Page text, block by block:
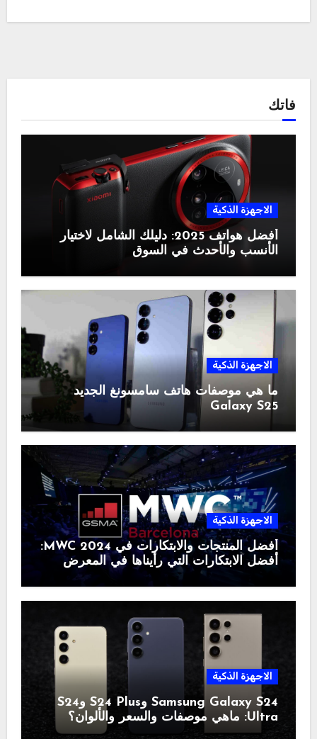
فاتك
الاجهزة الذكية
أفضل هواتف 2025: دليلك الشامل لاختيار
الأنسب والأحدث في السوق
الاجهزة الذكية
ما هي موصفات هاتف سامسونغ الجديد
Galaxy S25
الاجهزة الذكية
أفضل المنتجات والابتكارات في MWC 2024:
أفضل الابتكارات التي رأيناها في المعرض
الاجهزة الذكية
Samsung Galaxy S24 وS24 Plus وS24
Ultra: ماهي موصفات والسعر والألوان؟